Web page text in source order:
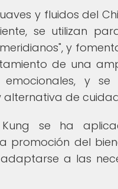
y fluidos del
se utilizan
y
de una
emocionales, y
de
se ha
promoción del
a las